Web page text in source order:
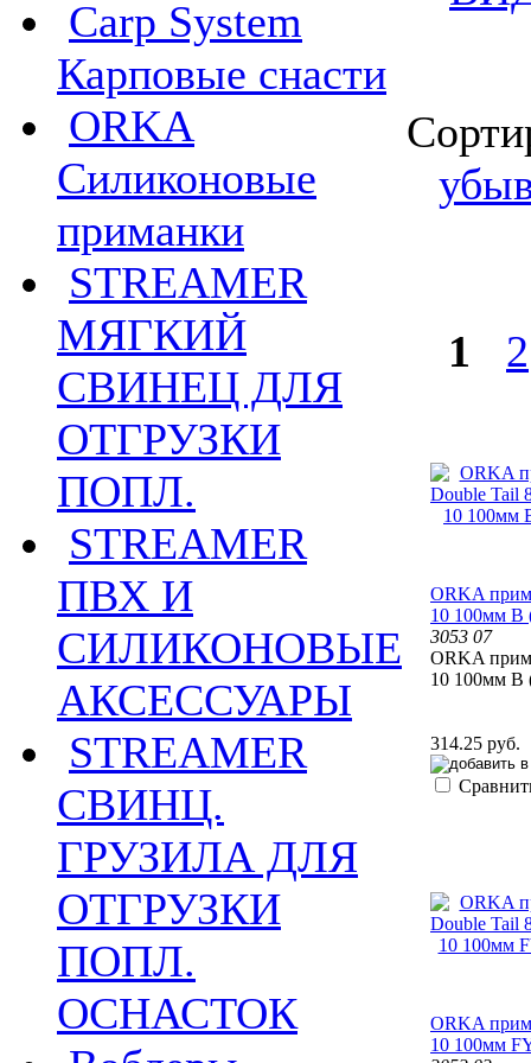
Carp System
Карповые снасти
ORKA
Силиконовые
приманки
STREAMER
МЯГКИЙ
СВИНЕЦ ДЛЯ
ОТГРУЗКИ
ПОПЛ.
STREAMER
ПВХ И
СИЛИКОНОВЫЕ
АКСЕССУАРЫ
STREAMER
СВИНЦ.
ГРУЗИЛА ДЛЯ
ОТГРУЗКИ
ПОПЛ.
ОСНАСТОК
1 2
ORKA
10 100мм B
3053 07
ORKA
10 100мм B
314.25 руб.
ORKA
10 100мм